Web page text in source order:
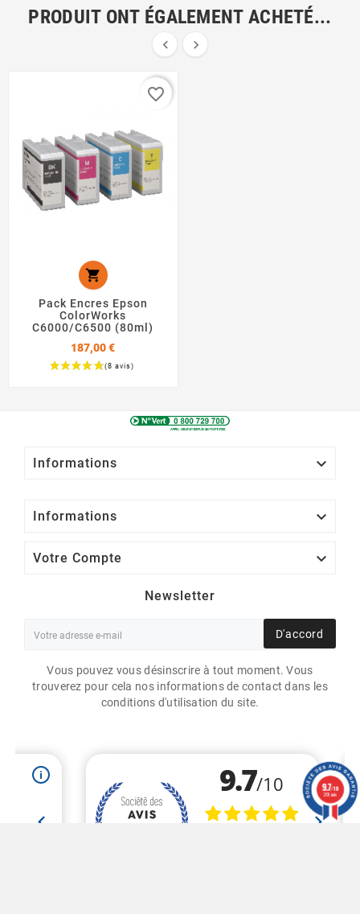
PRODUIT ONT ÉGALEMENT ACHETÉ...
 

Pack Encres Epson
ColorWorks
C6000/C6500 (80ml)
187,00 €
Prix
favorite_border
80X200MM / POLYPRO
BLANC BRILLANT / BOBINE
ÉCHENILLÉE DE 320
ÉTIQUETTES GS
50,00 €
Informations 
Informations 
Votre Compte 
Newsletter
D'accord
Vous pouvez vous désinscrire à tout moment. Vous
trouverez pour cela nos informations de contact dans les
conditions d'utilisation du site.
9.7/10
201 avis